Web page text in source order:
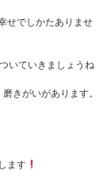
せでしかたありませ
ついていきましょうね
きがいがあります。
ます